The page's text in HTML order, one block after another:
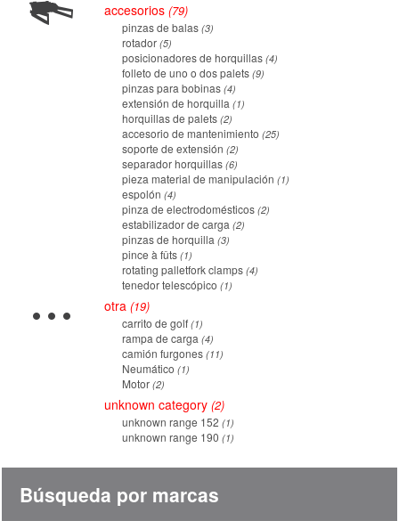
accesorios 79
pinzas de balas 3
rotador 5
posicionadores de horquillas 4
folleto de uno o dos palets 9
pinzas para bobinas 4
extensión de horquilla 1
horquillas de palets 2
accesorio de mantenimiento 25
soporte de extensión 2
separador horquillas 6
pieza material de manipulación 1
espolón 4
pinza de electrodomésticos 2
estabilizador de carga 2
pinzas de horquilla 3
pince à fûts 1
rotating palletfork clamps 4
tenedor telescópico 1
otra 19
carrito de golf 1
rampa de carga 4
camión furgones 11
Neumático 1
Motor 2
unknown category 2
unknown range 152 1
unknown range 190 1
Búsqueda por marcas